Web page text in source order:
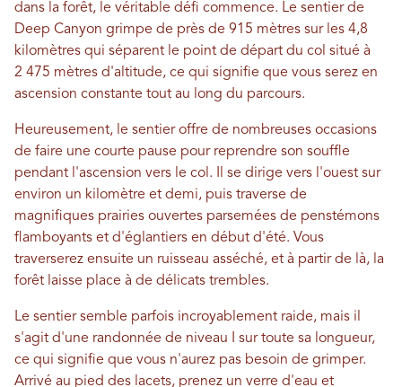
dans la forêt, le véritable défi commence. Le sentier de
Deep Canyon grimpe de près de 915 mètres sur les 4,8
kilomètres qui séparent le point de départ du col situé à
2 475 mètres d'altitude, ce qui signifie que vous serez en
ascension constante tout au long du parcours.
Heureusement, le sentier offre de nombreuses occasions
de faire une courte pause pour reprendre son souffle
pendant l'ascension vers le col. Il se dirige vers l'ouest sur
environ un kilomètre et demi, puis traverse de
magnifiques prairies ouvertes parsemées de penstémons
flamboyants et d'églantiers en début d'été. Vous
traverserez ensuite un ruisseau asséché, et à partir de là, la
forêt laisse place à de délicats trembles.
Le sentier semble parfois incroyablement raide, mais il
s'agit d'une randonnée de niveau I sur toute sa longueur,
ce qui signifie que vous n'aurez pas besoin de grimper.
Arrivé au pied des lacets, prenez un verre d'eau et